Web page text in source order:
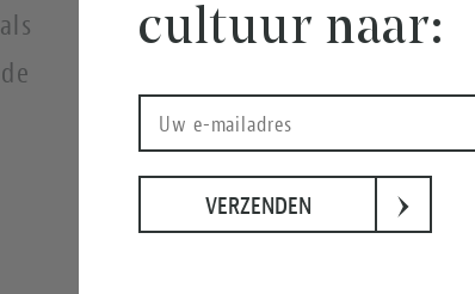
cultuur naar:
VERZENDEN ›